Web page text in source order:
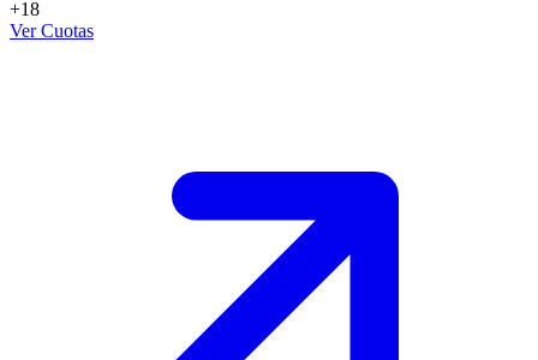
+18
Ver Cuotas